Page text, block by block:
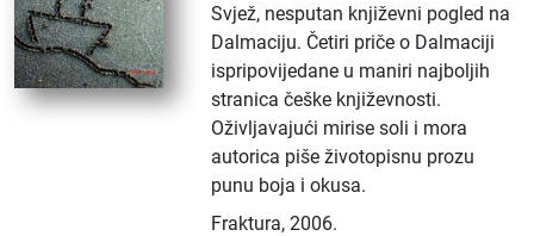
Svjež, nesputan književni pogled na
Dalmaciju. Četiri priče o Dalmaciji
ispripovijedane u maniri najboljih
stranica češke književnosti.
Oživljavajući mirise soli i mora
autorica piše životopisnu prozu
punu boja i okusa.
Fraktura,2006.